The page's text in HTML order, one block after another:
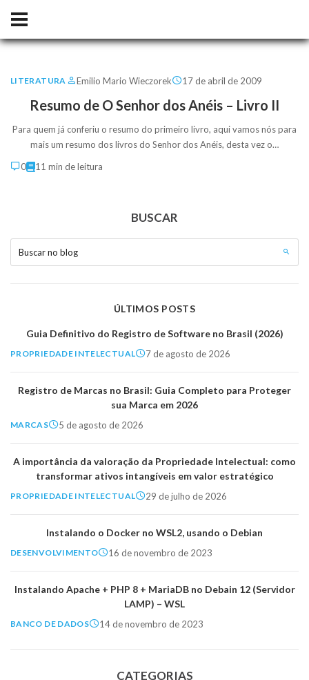
LITERATURA Emilio Mario Wieczorek 17 de abril de 2009
Resumo de O Senhor dos Anéis – Livro II
Para quem já conferiu o resumo do primeiro livro, aqui vamos nós para
mais um resumo dos livros do Senhor dos Anéis, desta vez o…
0
11 min de leitura
BUSCAR
Buscar no blog
ÚLTIMOS POSTS
Guia Definitivo do Registro de Software no Brasil (2026)
PROPRIEDADE INTELECTUAL 7 de agosto de 2026
Registro de Marcas no Brasil: Guia Completo para Proteger
sua Marca em 2026
MARCAS 5 de agosto de 2026
A importância da valoração da Propriedade Intelectual: como
transformar ativos intangíveis em valor estratégico
PROPRIEDADE INTELECTUAL 29 de julho de 2026
Instalando o Docker no WSL2, usando o Debian
DESENVOLVIMENTO 16 de novembro de 2023
Instalando Apache + PHP 8 + MariaDB no Debain 12 (Servidor
LAMP) – WSL
BANCO DE DADOS 14 de novembro de 2023
CATEGORIAS